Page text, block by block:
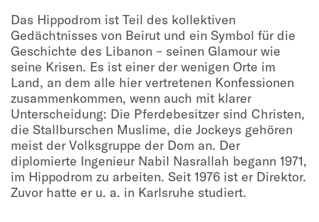
Das Hippodrom ist Teil des kollektiven
Gedächtnisses von Beirut und ein Symbol für die
Geschichte des Libanon – seinen Glamour wie
seine Krisen. Es ist einer der wenigen Orte im
Land, an dem alle hier vertretenen Konfessionen
zusammenkommen, wenn auch mit klarer
Unterscheidung: Die Pferdebesitzer sind Christen,
die Stallburschen Muslime, die Jockeys gehören
meist der Volksgruppe der Dom an. Der
diplomierte Ingenieur Nabil Nasrallah begann 1971,
im Hippodrom zu arbeiten. Seit 1976 ist er Direktor.
Zuvor hatte er u. a. in Karlsruhe studiert.